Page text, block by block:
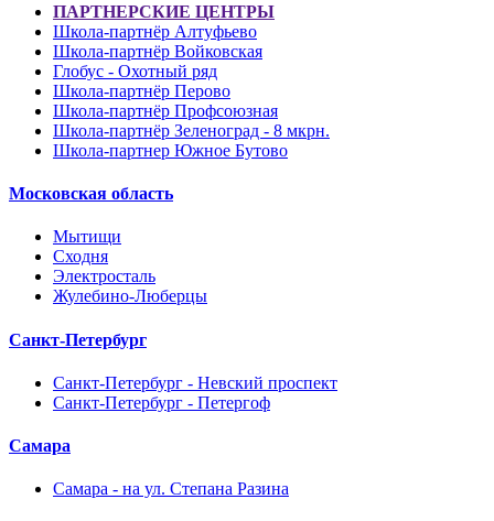
ПАРТНЕРСКИЕ ЦЕНТРЫ
Школа-партнёр Алтуфьево
Школа-партнёр Войковская
Глобус - Охотный ряд
Школа-партнёр Перово
Школа-партнёр Профсоюзная
Школа-партнёр Зеленоград - 8 мкрн.
Школа-партнер Южное Бутово
Московская область
Мытищи
Сходня
Электросталь
Жулебино-Люберцы
Санкт-Петербург
Санкт-Петербург - Невский проспект
Санкт-Петербург - Петергоф
Самара
Самара - на ул. Степана Разина